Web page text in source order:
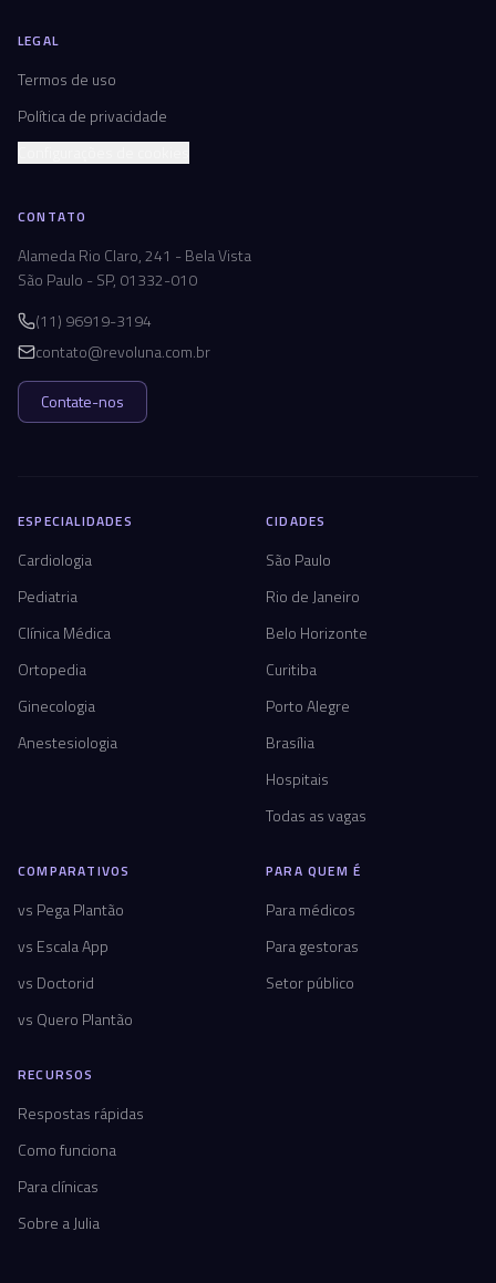
LEGAL
Termos de uso
Política de privacidade
CONTATO
Alameda Rio Claro, 241 - Bela Vista
São Paulo - SP, 01332-010
(11) 96919-3194
contato@revoluna.com.br
Contate-nos
ESPECIALIDADES
Cardiologia
Pediatria
Clínica Médica
Ortopedia
Ginecologia
Anestesiologia
CIDADES
São Paulo
Rio de Janeiro
Belo Horizonte
Curitiba
Porto Alegre
Brasília
Hospitais
Todas as vagas
COMPARATIVOS
vs Pega Plantão
vs Escala App
vs Doctorid
vs Quero Plantão
PARA QUEM É
Para médicos
Para gestoras
Setor público
RECURSOS
Respostas rápidas
Como funciona
Para clínicas
Sobre a Julia